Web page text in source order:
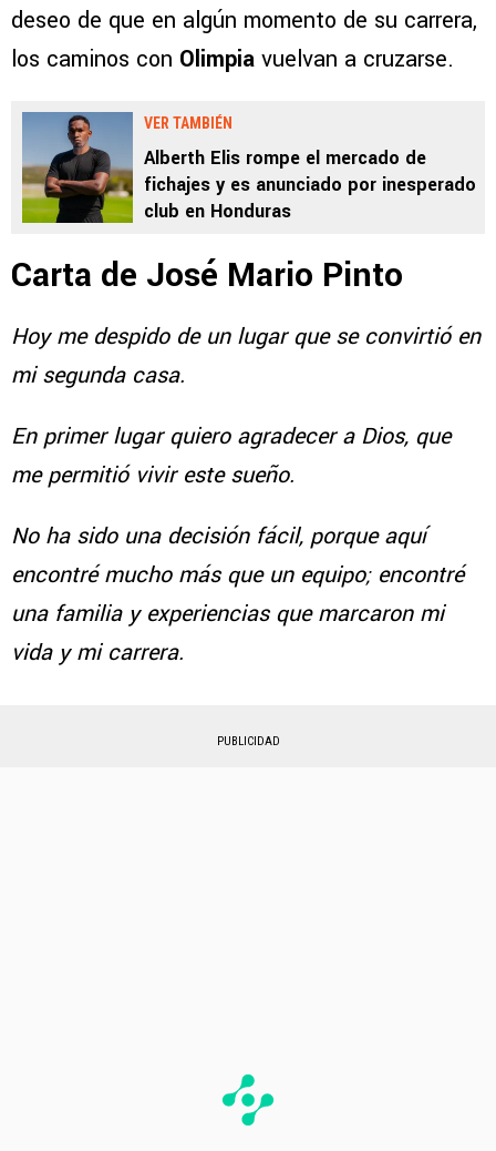
deseo de que en algún momento de su carrera,
los caminos con Olimpia vuelvan a cruzarse.
VER TAMBIÉN
Alberth Elis rompe el mercado de
fichajes y es anunciado por inesperado
club en Honduras
Carta de José Mario Pinto
Hoy me despido de un lugar que se convirtió en
mi segunda casa.
En primer lugar quiero agradecer a Dios, que
me permitió vivir este sueño.
No ha sido una decisión fácil, porque aquí
encontré mucho más que un equipo; encontré
una familia y experiencias que marcaron mi
vida y mi carrera.
PUBLICIDAD